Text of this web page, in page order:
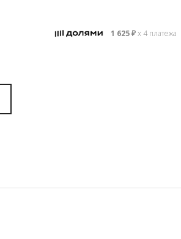
1 625₽х 4 платежа